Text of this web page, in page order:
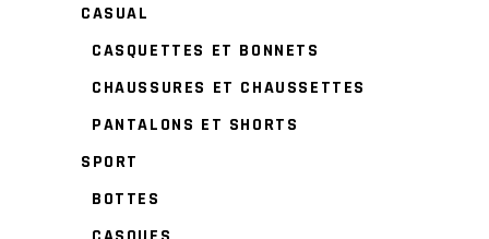
CASUAL
CASQUETTES ET BONNETS
CHAUSSURES ET CHAUSSETTES
PANTALONS ET SHORTS
SPORT
BOTTES